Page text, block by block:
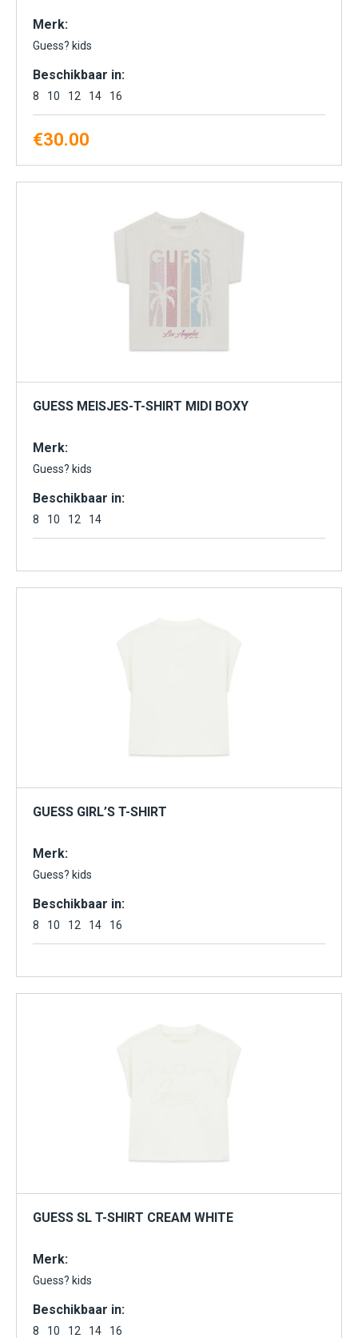
Merk:
Guess? kids
Beschikbaar in:
8 10 12 14 16
€30.00
GUESS MEISJES-T-SHIRT MIDI BOXY
Merk:
Guess? kids
Beschikbaar in:
8 10 12 14
GUESS GIRL’S T-SHIRT
Merk:
Guess? kids
Beschikbaar in:
8 10 12 14 16
GUESS SL T-SHIRT CREAM WHITE
Merk:
Guess? kids
Beschikbaar in:
8 10 12 14 16